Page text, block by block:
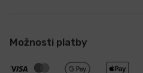
Možnosti platby